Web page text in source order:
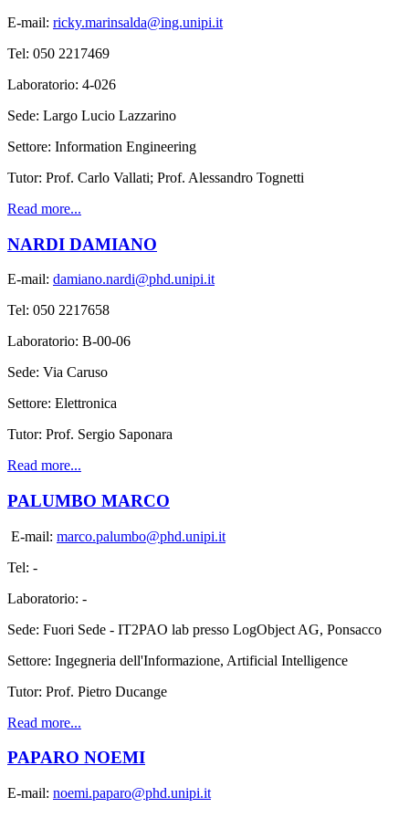
E-mail: ricky.marinsalda@ing.unipi.it
Tel: 050 2217469
Laboratorio: 4-026
Sede: Largo Lucio Lazzarino
Settore: Information Engineering
Tutor: Prof. Carlo Vallati; Prof. Alessandro Tognetti
Read more...
NARDI DAMIANO
E-mail: damiano.nardi@phd.unipi.it
Tel: 050 2217658
Laboratorio: B-00-06
Sede: Via Caruso
Settore: Elettronica
Tutor: Prof. Sergio Saponara
Read more...
PALUMBO MARCO
E-mail: marco.palumbo@phd.unipi.it
Tel: -
Laboratorio: -
Sede: Fuori Sede - IT2PAO lab presso LogObject AG, Ponsacco
Settore: Ingegneria dell'Informazione, Artificial Intelligence
Tutor: Prof. Pietro Ducange
Read more...
PAPARO NOEMI
E-mail: noemi.paparo@phd.unipi.it